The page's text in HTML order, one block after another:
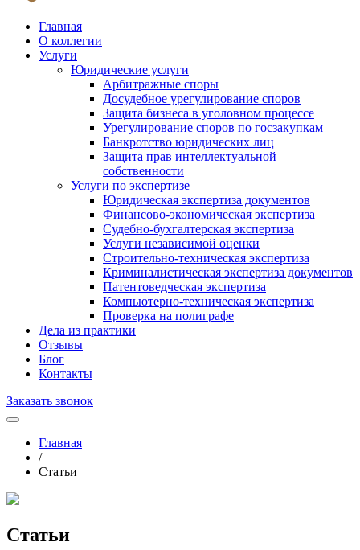
Главная
О коллегии
Услуги
Юридические услуги
Арбитражные споры
Досудебное урегулирование споров
Защита бизнеса в уголовном процессе
Урегулирование споров по госзакупкам
Банкротство юридических лиц
Защита прав интеллектуальной
собственности
Услуги по экспертизе
Юридическая экспертиза документов
Финансово-экономическая экспертиза
Судебно-бухгалтерская экспертиза
Услуги независимой оценки
Строительно-техническая экспертиза
Криминалистическая экспертиза документов
Патентоведческая экспертиза
Компьютерно-техническая экспертиза
Проверка на полиграфе
Дела из практики
Отзывы
Блог
Контакты
Заказать звонок
Главная
/
Статьи
Статьи